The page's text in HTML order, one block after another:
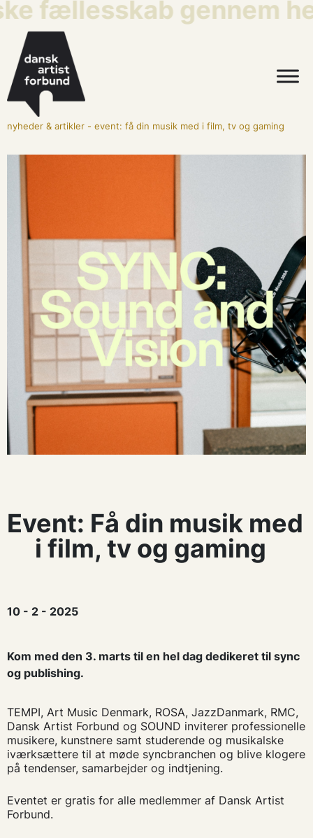
fællesskab gennem
nyheder & artikler- event: få din musik med i film, tv og gaming
Event: Få din musik med
i film, tv og gaming
10 - 2 - 2025
Kom med den 3. marts til en hel dag dedikeret til sync
og publishing.
TEMPI, Art Music Denmark, ROSA, JazzDanmark, RMC,
Dansk Artist Forbund og SOUND inviterer professionelle
musikere, kunstnere samt studerende og musikalske
iværksættere til at møde syncbranchen og blive klogere
på tendenser, samarbejder og indtjening.
Eventet er gratis for alle medlemmer af Dansk Artist
Forbund.